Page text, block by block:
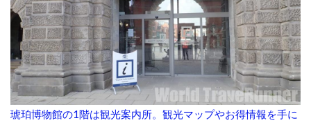
琥珀博物館の1階は観光案内所。観光マップやお得情報を手に